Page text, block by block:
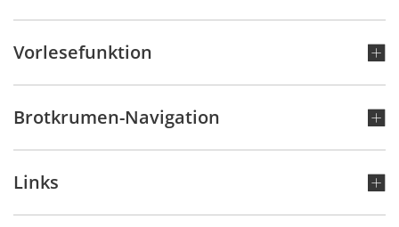
Vorlesefunktion
Brotkrumen-Navigation
Links